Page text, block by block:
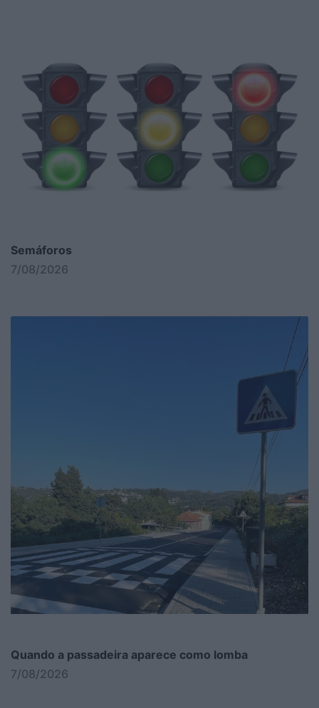
Semáforos
7/08/2026
Quando a passadeira aparece como lomba
7/08/2026